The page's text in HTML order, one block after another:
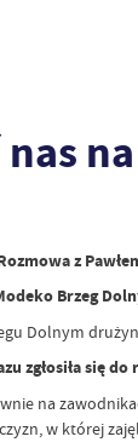
z
Brzeg
Dolnym
zgłosiła się
na
w której